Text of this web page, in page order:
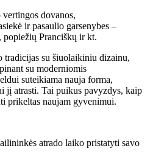
dovanos,
ir pasaulio garsenybes –
Pranciškų ir kt.
tradicijas su šiuolaikiniu dizainu,
su moderniomis
suteikiama nauja forma,
jį atrasti. Tai puikus pavyzdys, kaip
prikeltas naujam gyvenimui.
atrado laiko pristatyti savo